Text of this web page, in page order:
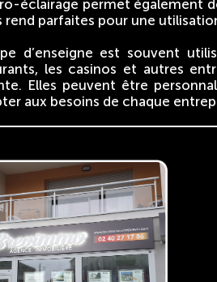
éclairage permet également
rend parfaites pour une
d’enseigne est souvent
les casinos et autres
Elles peuvent être
aux besoins de chaque